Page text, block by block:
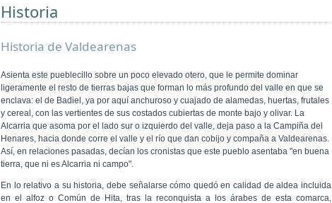
Historia
Historia de Valdearenas
Asienta este pueblecillo sobre un poco elevado otero, que le permite dominar
ligeramente el resto de tierras bajas que forman lo más profundo del valle en que se
enclava: el de Badiel, ya por aquí anchuroso y cuajado de alamedas, huertas, frutales
y cereal, con las vertientes de sus costados cubiertas de monte bajo y olivar. La
Alcarria que asoma por el lado sur o izquierdo del valle, deja paso a la Campiña del
Henares, hacia donde corre el valle y el río que dan cobijo y compaña a Valdearenas.
Así, en relaciones pasadas, decían los cronistas que este pueblo asentaba "en buena
tierra, que ni es Alcarria ni campo".
En lo relativo a su historia, debe señalarse cómo quedó en calidad de aldea incluida
en el alfoz o Común de Hita, tras la reconquista a los árabes de esta comarca,